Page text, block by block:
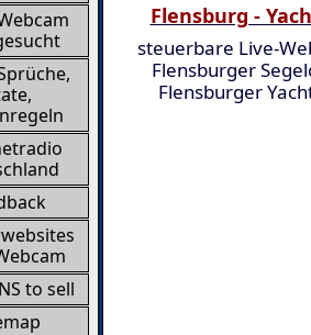
to sell
Flensburg -
steuerbare Live-
Flensburger
Flensburger